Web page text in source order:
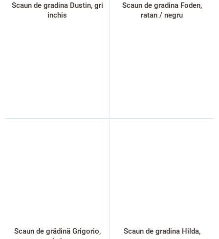
Scaun de gradina Dustin, gri
inchis
Scaun de gradina Foden,
ratan / negru
Scaun de grădină Grigorio,
Scaun de gradina Hilda,